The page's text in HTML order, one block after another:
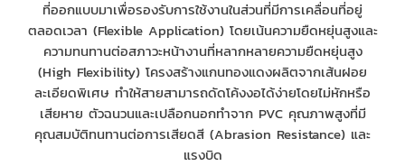
ที่ออกแบบมาเพื่อรองรับการใช้งานในส่วนที่มีการเคลื่อนที่อยู่
ตลอดเวลา (Flexible Application) โดยเน้นความยืดหยุ่นสูงและ
ความทนทานต่อสภาวะหน้างานที่หลากหลายความยืดหยุ่นสูง
(High Flexibility) โครงสร้างแกนทองแดงผลิตจากเส้นฝอย
ละเอียดพิเศษ ทำให้สายสามารถดัดโค้งงอได้ง่ายโดยไม่หักหรือ
เสียหาย ตัวฉนวนและเปลือกนอกทำจาก PVC คุณภาพสูงที่มี
คุณสมบัติทนทานต่อการเสียดสี (Abrasion Resistance) และ
แรงบิด